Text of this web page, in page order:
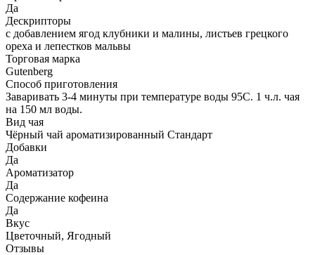
Да
Дескрипторы
с добавлением ягод клубники и малины, листьев грецкого
ореха и лепестков мальвы
Торговая марка
Gutenberg
Способ приготовления
Заваривать 3-4 минуты при температуре воды 95С. 1 ч.л. чая
на 150 мл воды.
Вид чая
Чёрный чай ароматизированный Стандарт
Добавки
Да
Ароматизатор
Да
Содержание кофеина
Да
Вкус
Цветочный, Ягодный
Отзывы